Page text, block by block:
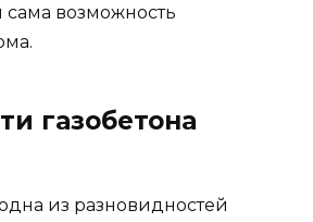
сама возможность
газобетона
из разновидностей